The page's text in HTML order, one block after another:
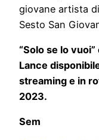
giovane artista
Sesto San
“Solo se lo vuoi”
Lance
streaming e in
2023.
Sem